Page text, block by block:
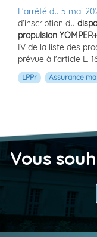
L'arrêté du 5 mai
d'inscription du
propulsion YOMPER+
IV de la liste des
prévue à l'article L.
LPPr Assurance
Vous